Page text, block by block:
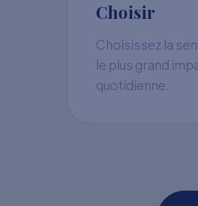
Choisir
Choisissez la
le plus grand
quotidienne.